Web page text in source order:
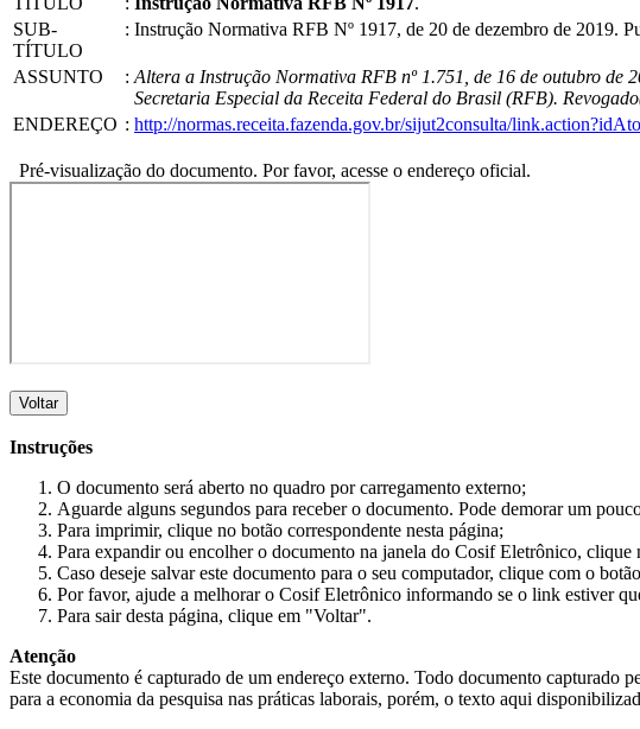
SUB-
TÍTULO
: Instrução Normativa RFB Nº 1917, de 20 de dezembro de 2019.
ASSUNTO : Altera a Instrução Normativa RFB nº 1.751, de 16 de outubro de
Secretaria Especial da Receita Federal do Brasil (RFB).
ENDEREÇO : http://normas.receita.fazenda.gov.br/sijut2consulta/
Pré-visualização do documento. Por favor, acesse o endereço oficial.
Voltar
Instruções
O documento será aberto no quadro por carregamento externo;
Aguarde alguns segundos para receber o documento. Pode demorar um
Para imprimir, clique no botão correspondente nesta página;
Para expandir ou encolher o documento na janela do Cosif Eletrônico, clique
Caso deseje salvar este documento para o seu computador, clique com o
Por favor, ajude a melhorar o Cosif Eletrônico informando se o link estiver
Para sair desta página, clique em "Voltar".
Atenção
Este documento é capturado de um endereço externo. Todo documento
para a economia da pesquisa nas práticas laborais, porém, o texto aqui